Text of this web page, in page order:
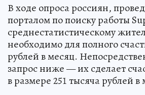
В ходе опроса россиян,
порталом по поиску работы
среднестатистическому
необходимо для полного
рублей в месяц.
запрос ниже — их сделает
в размере 251 тысяча рублей в